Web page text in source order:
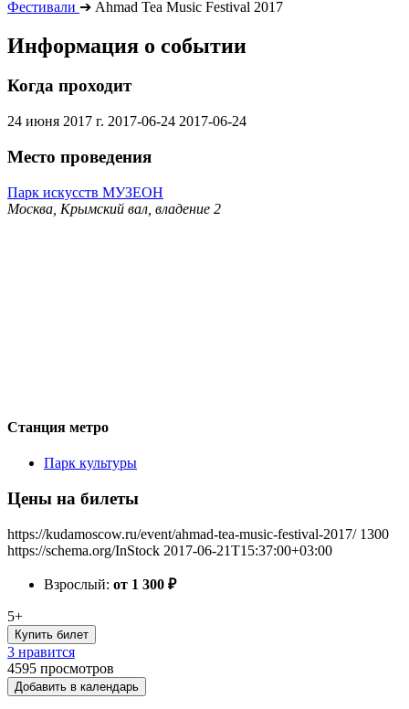
Фестивали ➔ Ahmad Tea Music Festival 2017
Информация о событии
Когда проходит
24 июня 2017 г. 2017-06-24 2017-06-24
Место проведения
Парк искусств МУЗЕОН
Москва, Крымский вал, владение 2
Станция метро
Парк культуры
Цены на билеты
https://kudamoscow.ru/event/ahmad-tea-music-festival-2017/ 1300
https://schema.org/InStock 2017-06-21T15:37:00+03:00
Взрослый: от 1 300 ₽
5+
Купить билет
3 нравится
4595 просмотров
Добавить в календарь